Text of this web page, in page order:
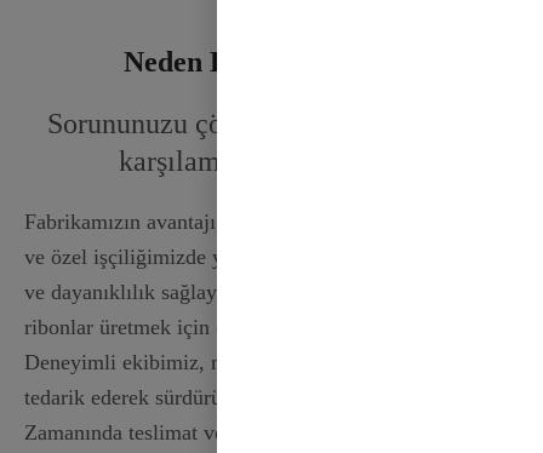
Neden Bizi Seçmelisiniz
Sorununuzu çözmek ve ihtiyaçlarınızı
karşılamak için buradayız
Fabrikamızın avantajı, gelişmiş üretim süreçlerimizde
ve özel işçiliğimizde yatmaktadır. Her ruloda tutarlılık
ve dayanıklılık sağlayarak çok çeşitli yüksek kaliteli
ribonlar üretmek için en son teknolojiyi kullanıyoruz.
Deneyimli ekibimiz, malzemeleri sorumlu bir şekilde
tedarik ederek sürdürülebilirlik konusunda kararlıdır.
Zamanında teslimat ve müşteri memnuniyetine güçlü